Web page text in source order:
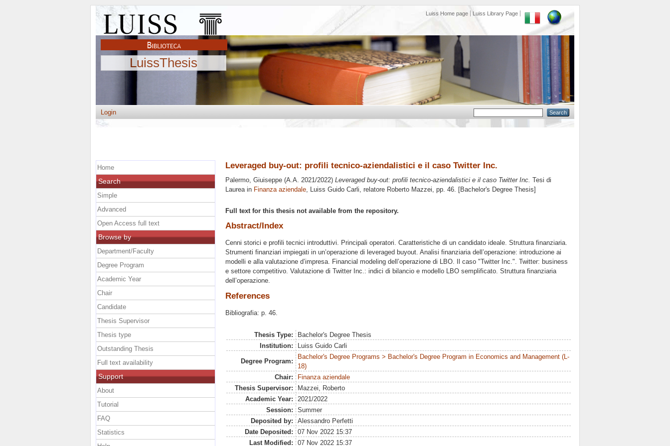
Luiss Home page Luiss Library Page
LuissThesis
Login
Leveraged buy-out: profili tecnico-aziendalistici e il caso Twitter Inc.
Palermo, Giuiseppe (A.A. 2021/2022) Leveraged buy-out: profili tecnico-aziendalistici e il caso Twitter Inc. Tesi di
Laurea in Finanza aziendale, Luiss Guido Carli, relatore Roberto Mazzei, pp. 46. [Bachelor's Degree Thesis]
Full text for this thesis not available from the repository.
Abstract/Index
Cenni storici e profili tecnici introduttivi. Principali operatori. Caratteristiche di un candidato ideale. Struttura finanziaria.
Strumenti finanziari impiegati in un’operazione di leveraged buyout. Analisi finanziaria dell’operazione: introduzione ai
modelli e alla valutazione d’impresa. Financial modeling dell’operazione di LBO. Il caso "Twitter Inc.". Twitter: business
e settore competitivo. Valutazione di Twitter Inc.: indici di bilancio e modello LBO semplificato. Struttura finanziaria
dell’operazione.
References
Bibliografia: p. 46.
Thesis Type:
Bachelor's Degree Thesis
Institution:
Luiss Guido Carli
Degree Program:
Bachelor's Degree Programs > Bachelor's Degree Program in Economics and Management (L-
18)
Chair:
Finanza aziendale
Thesis Supervisor:
Mazzei, Roberto
Academic Year:
2021/2022
Session:
Summer
Deposited by:
Alessandro Perfetti
Date Deposited:
07 Nov 2022 15:37
Last Modified:
07 Nov 2022 15:37
Home
Search
Simple
Advanced
Open Access full text
Browse by
Department/Faculty
Degree Program
Academic Year
Chair
Candidate
Thesis Supervisor
Thesis type
Outstanding Thesis
Full text availability
Support
About
Tutorial
FAQ
Statistics